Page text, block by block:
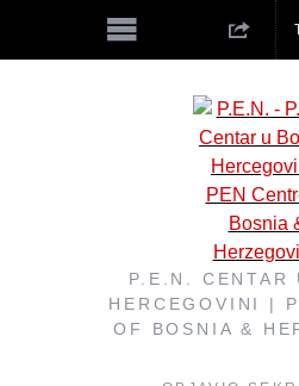
P.E.N. CENTAR
HERCEGOVINI |
OF BOSNIA &